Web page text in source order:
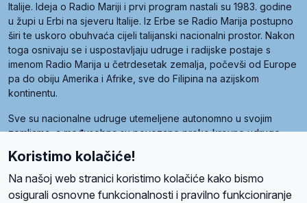
Italije. Ideja o Radio Mariji i prvi program nastali su 1983. godine
u župi u Erbi na sjeveru Italije. Iz Erbe se Radio Marija postupno
širi te uskoro obuhvaća cijeli talijanski nacionalni prostor. Nakon
toga osnivaju se i uspostavljaju udruge i radijske postaje s
imenom Radio Marija u četrdesetak zemalja, počevši od Europe
pa do obiju Amerika i Afrike, sve do Filipina na azijskom
kontinentu.
Sve su nacionalne udruge utemeljene autonomno u svojim
zemljama, a međusobna su povezane preko krovne udruge
Radio Maria). Svjetsku obitelj utemeljilo je sedam članica, među
kojima je i hrvatska Udruga Radio Marija.
Koristimo kolačiće!
Na našoj web stranici koristimo kolačiće kako bismo
osigurali osnovne funkcionalnosti i pravilno funkcioniranje